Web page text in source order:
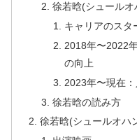
徐若晗(シュールオ
キャリアのスタ
2018年〜2022
の向上
2023年〜現在
徐若晗の読み方
徐若晗(シュールオハ